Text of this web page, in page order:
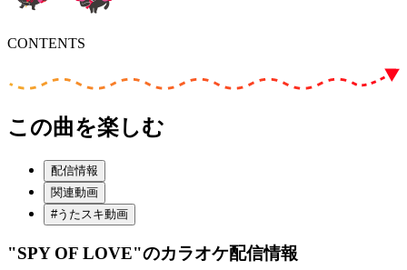
CONTENTS
この曲を楽しむ
配信情報
関連動画
#うたスキ動画
"SPY OF LOVE"のカラオケ配信情報